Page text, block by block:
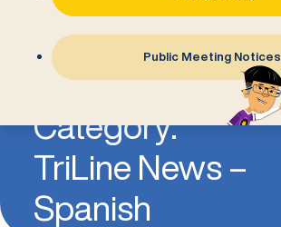
Public Meeting Notices
Category:
TriLine News –
Spanish